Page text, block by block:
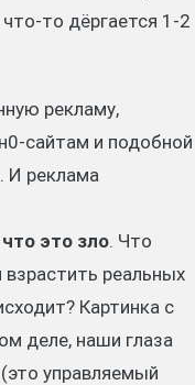
то дёргается 1-2
рекламу,
сайтам и подобной
И реклама
это зло. Что
реальных
Картинка с
деле, наши глаза
управляемый